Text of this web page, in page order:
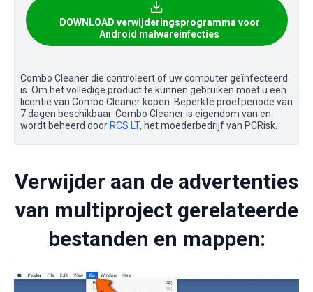
DOWNLOAD verwijderingsprogramma voor
Android malwareinfecties
Combo Cleaner die controleert of uw computer geïnfecteerd
is. Om het volledige product te kunnen gebruiken moet u een
licentie van Combo Cleaner kopen. Beperkte proefperiode van
7 dagen beschikbaar. Combo Cleaner is eigendom van en
wordt beheerd door RCS LT, het moederbedrijf van PCRisk.
Verwijder aan de advertenties
van multiproject gerelateerde
bestanden en mappen: